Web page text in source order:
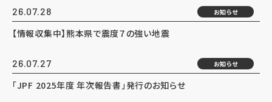
26.07.28 お知らせ
【情報収集中】熊本県で震度７の強い地震
26.07.27 お知らせ
「JPF 2025年度 年次報告書」発行のお知らせ